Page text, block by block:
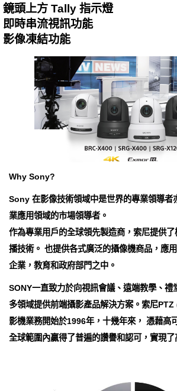
鏡頭上方 Tally 指示燈
即時串流視訊功能
影像凍結功能
Why Sony?
Sony 在影像技術領域中是世界的專業領導者
業應用領域的市場領導者。
作為專業用戶的全球領先製造商，索尼提供
播技術。 也提供各式廣泛的攝像機商品，應
企業，教育和政府部門之中。
SONY一直致力於向視訊會議、遠端教學、禮
多領域提供前端攝影產品解決方案。索尼
影機業務開始於1996年，十幾年來， 憑藉高
全球範圍內贏得了普遍的讚譽和認可，實現了